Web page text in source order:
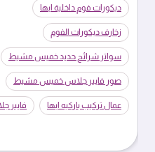
ديكورات فوم داخلية ابها
زخارف ديكورات الفوم
سواتر شرائح حديد خميس مشيط
صور فايبر جلاس خميس مشيط
عمال تركيب باركيه ابها فايبر